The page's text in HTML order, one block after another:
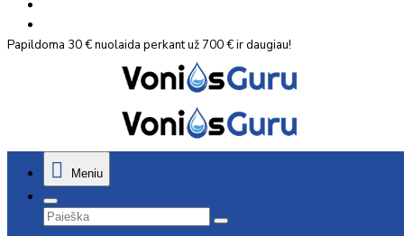
Papildoma 30 € nuolaida perkant už 700 € ir daugiau!
Meniu